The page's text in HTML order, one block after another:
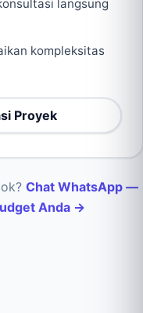
langsung
kompleksitas
Proyek
Chat WhatsApp —
Anda →